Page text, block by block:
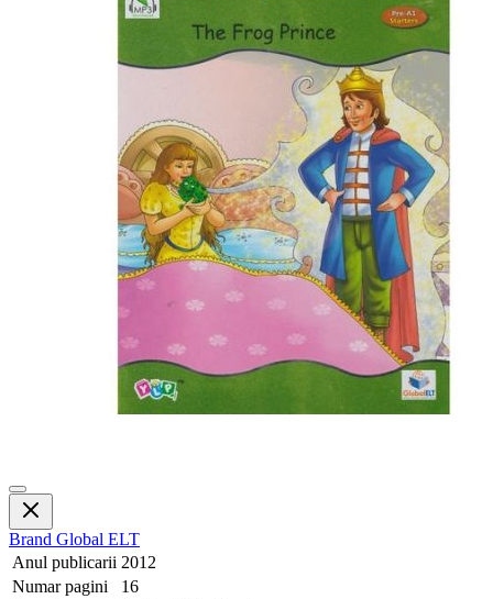
Brand Global ELT
Anul publicarii 2012
Numar pagini
16